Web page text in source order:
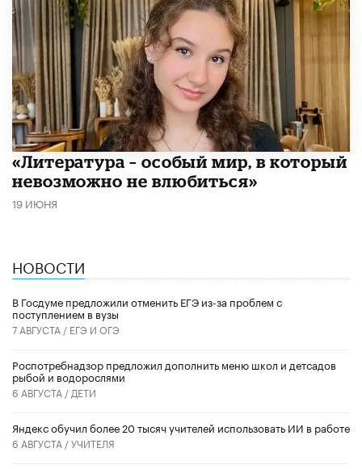
​«Литература – особый мир, в который
невозможно не влюбиться»
19 ИЮНЯ
НОВОСТИ
В Госдуме предложили отменить ЕГЭ из-за проблем с
поступлением в вузы
7 АВГУСТА / ЕГЭ И ОГЭ
Роспотребнадзор предложил дополнить меню школ и детсадов
рыбой и водорослями
6 АВГУСТА / ДЕТИ
​Яндекс обучил более 20 тысяч учителей использовать ИИ в работе
6 АВГУСТА /УЧИТЕЛЯ